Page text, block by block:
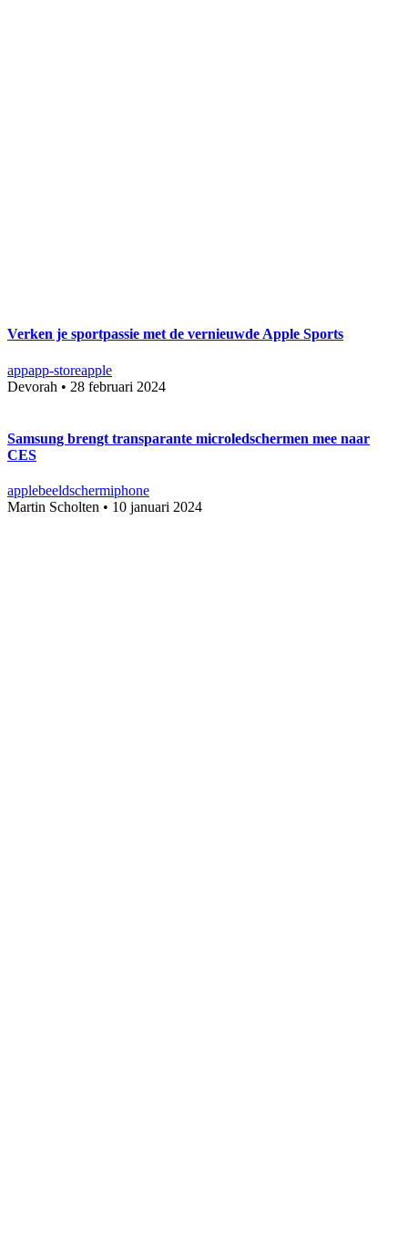
Verken je sportpassie met de vernieuwde Apple Sports
appapp-storeapple
Devorah • 28 februari 2024
Samsung brengt transparante microledschermen mee naar
CES
applebeeldschermiphone
Martin Scholten • 10 januari 2024